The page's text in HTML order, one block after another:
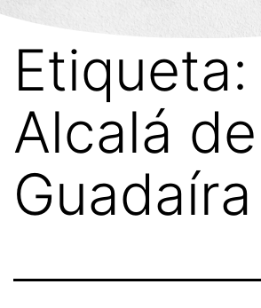
Etiqueta:
Alcalá de
Guadaíra